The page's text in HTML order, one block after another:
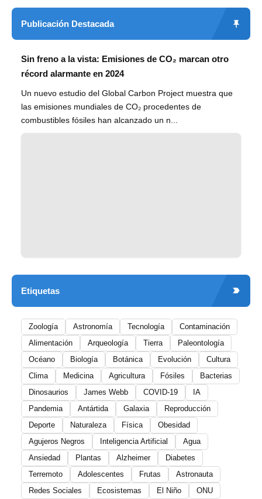
Publicación Destacada
Sin freno a la vista: Emisiones de CO₂ marcan otro
récord alarmante en 2024
Un nuevo estudio del Global Carbon Project muestra que
las emisiones mundiales de CO₂ procedentes de
combustibles fósiles han alcanzado un n...
Etiquetas
Zoología Astronomía Tecnología
Contaminación
Alimentación
Arqueología Tierra
Paleontología
Océano
Biología Botánica Evolución
Cultura
Clima
Medicina Agricultura Fósiles
Bacterias
Dinosaurios
James Webb COVID-19
IA
Pandemia
Antártida Galaxia
Reproducción
Deporte
Naturaleza Física
Obesidad
Agujeros Negros
Inteligencia Artificial
Agua
Ansiedad
Plantas Alzheimer
Diabetes
Terremoto
Adolescentes Frutas
Astronauta
Redes Sociales
Ecosistemas El Niño
ONU